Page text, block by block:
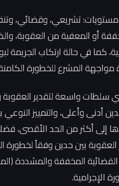
مستويات: تشريعي، وقضائي،
أو المعفية من
كما في حالة ارتكاب الجريمة
المشرع للخطورة
سلطات واسعة لتقدير
أدنى وأعلى، والتمييز
إلى أكثر من الحد الأقصى،
بين حدين وفقاً لخطورة
الإجرامية.